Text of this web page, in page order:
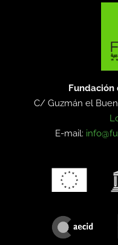
Fundación
C/ Guzmán el
E-mail: